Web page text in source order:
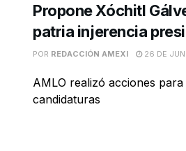
Propone Xóchitl
patria injerencia
POR REDACCIÓN AMEXI 26 DE
AMLO realizó acciones
candidaturas